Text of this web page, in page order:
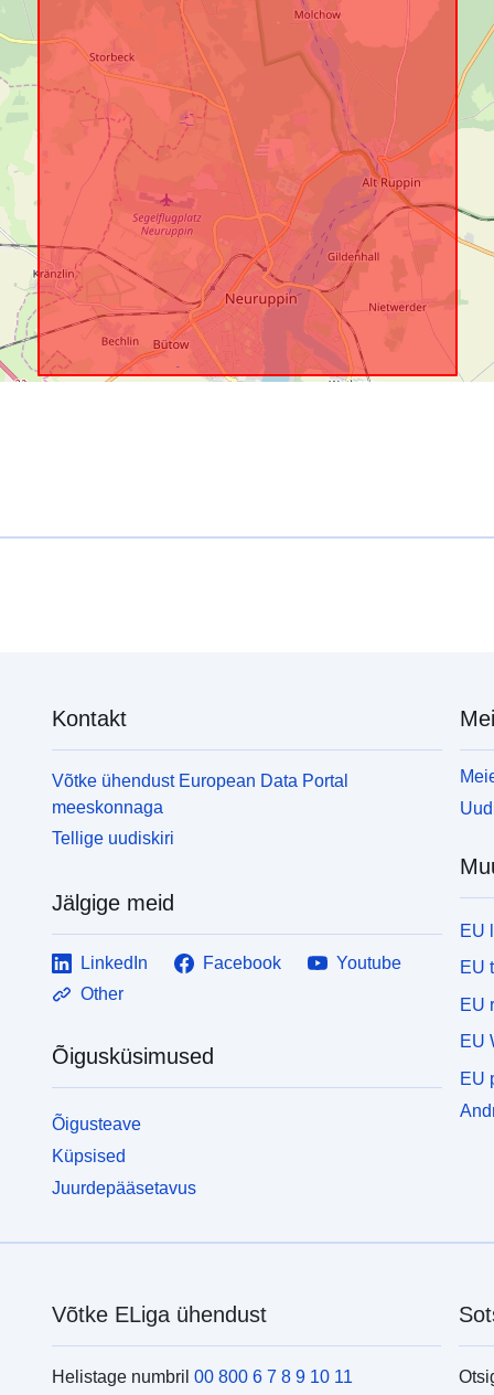
Kontakt
Võtke ühendust European Data Portal
meeskonnaga
Tellige uudiskiri
Jälgige meid
LinkedIn Facebook
Youtube
Other
Õigusküsimused
Õigusteave
Küpsised
Juurdepääsetavus
EU
EU
EU
EU
EU
Võtke ELiga ühendust
Helistage numbril 00 800 6 7 8 9 10 11